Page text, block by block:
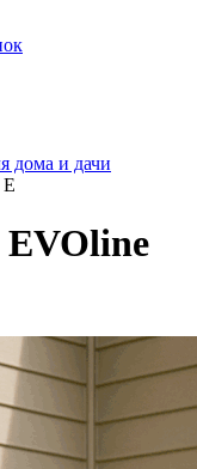
дома и дачи
EVOline